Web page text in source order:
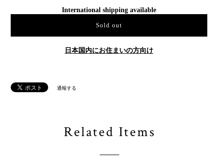
International shipping available
Sold out
日本国内にお住まいの方向け
通報する
Related Items